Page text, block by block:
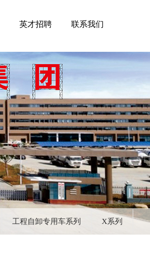
英才招聘 联系我们
工程自卸专用车系列 X系列